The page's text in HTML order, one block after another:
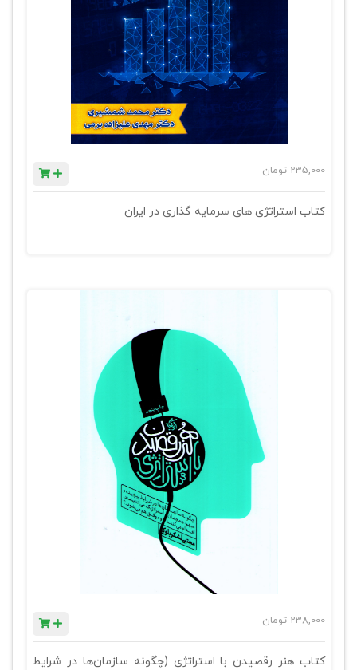
235,000 تومان
کتاب استراتژی های سرمایه گذاری در ایران
238,000 تومان
کتاب هنر رقصیدن با استراتژی (چگونه سازمان‌ها در شرایط